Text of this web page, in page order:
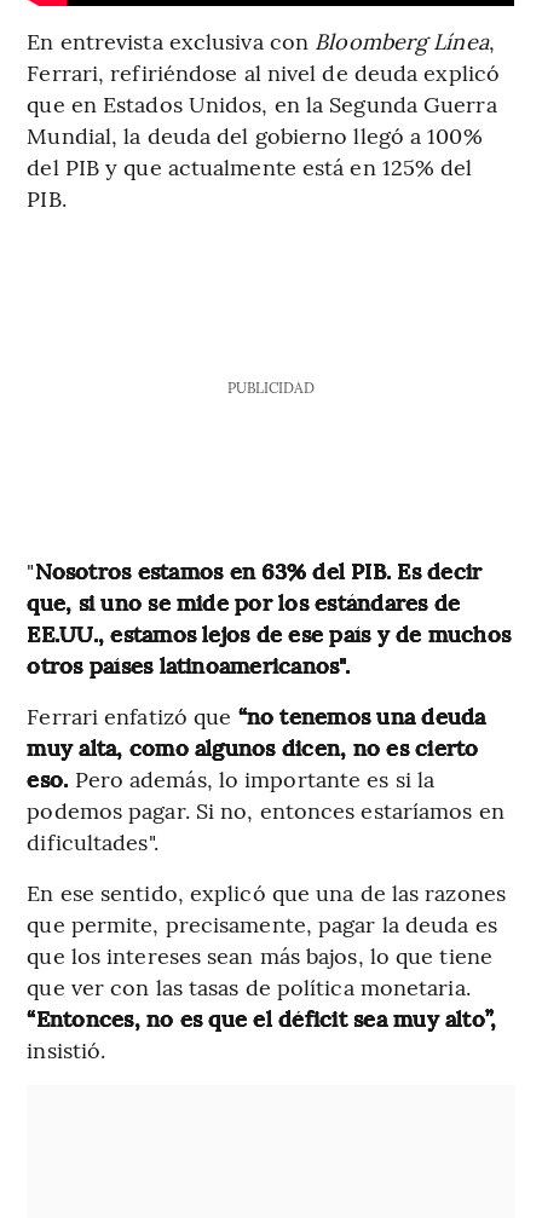
En entrevista exclusiva con Bloomberg Línea,
Ferrari, refiriéndose al nivel de deuda explicó
que en Estados Unidos, en la Segunda Guerra
Mundial, la deuda del gobierno llegó a 100%
del PIB y que actualmente está en 125% del
PIB.
PUBLICIDAD
"Nosotros estamos en 63% del PIB. Es decir
que, si uno se mide por los estándares de
EE.UU., estamos lejos de ese país y de muchos
otros países latinoamericanos".
Ferrari enfatizó que “no tenemos una deuda
muy alta, como algunos dicen, no es cierto
eso. Pero además, lo importante es si la
podemos pagar. Si no, entonces estaríamos en
dificultades".
En ese sentido, explicó que una de las razones
que permite, precisamente, pagar la deuda es
que los intereses sean más bajos, lo que tiene
que ver con las tasas de política monetaria.
“Entonces, no es que el déficit sea muy alto”,
insistió.